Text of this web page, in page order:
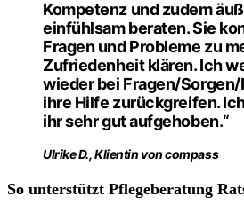
Kompetenz und zudem
einfühlsam beraten. Sie
Fragen und Probleme zu
Zufriedenheit klären. Ich
wieder bei Fragen/
ihre Hilfe zurückgreifen.
ihr sehr gut aufgehoben.“
Ulrike D., Klientin von compass
So unterstützt Pflegeberatung